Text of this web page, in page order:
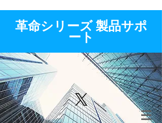
​革命シリーズ 製品サポ
ート